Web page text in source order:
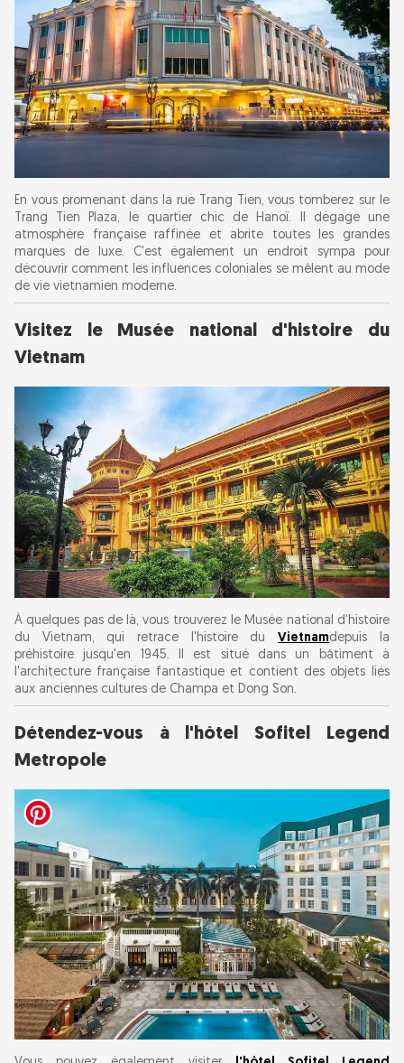
En vous promenant dans la rue Trang Tien, vous tomberez sur le
Trang Tien Plaza, le quartier chic de Hanoï. Il dégage une
atmosphère française raffinée et abrite toutes les grandes
marques de luxe. C'est également un endroit sympa pour
découvrir comment les influences coloniales se mêlent au mode
de vie vietnamien moderne.
Visitez le Musée national d'histoire du
Vietnam
À quelques pas de là, vous trouverez le Musée national d'histoire
du Vietnam, qui retrace l'histoire duVietnamdepuis la
préhistoire jusqu'en 1945. Il est situé dans un bâtiment à
l'architecture française fantastique et contient des objets liés
aux anciennes cultures de Champa et Dong Son.
Détendez-vous à l'hôtel Sofitel Legend
Metropole